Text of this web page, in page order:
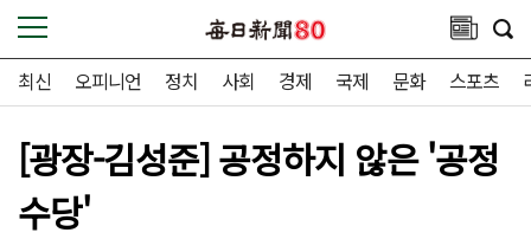
최신 오피니언 정치 사회 경제 국제 문화 스포츠
[광장-김성준] 공정하지 않은 '공정
수당'